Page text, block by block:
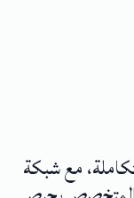
مع شبكة